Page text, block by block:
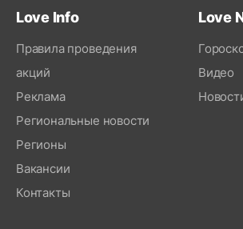
Love Info
Правила проведения
акций
Реклама
Региональные новости
Регионы
Вакансии
Контакты
Love
Видео